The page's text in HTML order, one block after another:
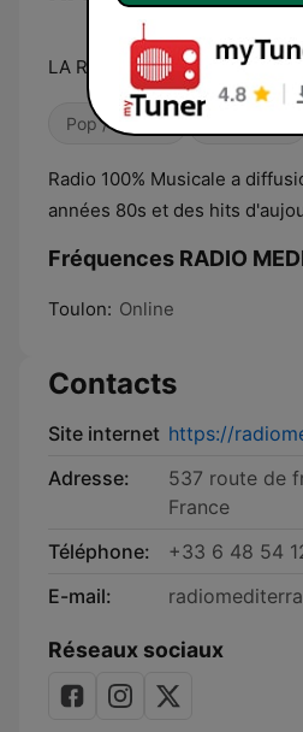
LA RADIO WEB DU VAR
Pop / Top 40
Radio 100% Musicale a
années 80s et des hits
Fréquences RADIO
Toulon: Online
Contacts
Site internet https://
Adresse:
537 route de
France
Téléphone:
+33 6 48 54
E-mail:
Réseaux sociaux